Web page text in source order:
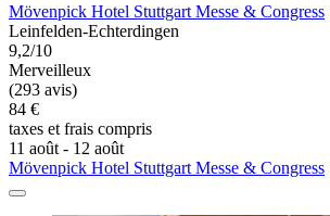
Mövenpick Hotel Stuttgart Messe & Congress
Leinfelden-Echterdingen
9,2/10
Merveilleux
(293 avis)
84 €
taxes et frais compris
11 août - 12 août
Mövenpick Hotel Stuttgart Messe & Congress